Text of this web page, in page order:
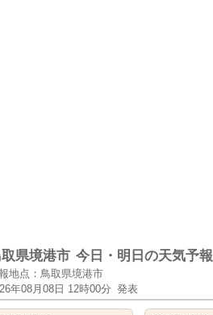
県境港市 今日・明日の天気予報
地点：鳥取県境港市
年08月08日 12時00分 発表